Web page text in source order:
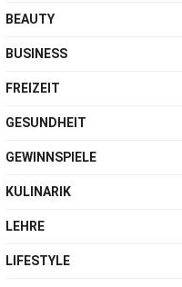
BEAUTY
BUSINESS
FREIZEIT
GESUNDHEIT
GEWINNSPIELE
KULINARIK
LEHRE
LIFESTYLE